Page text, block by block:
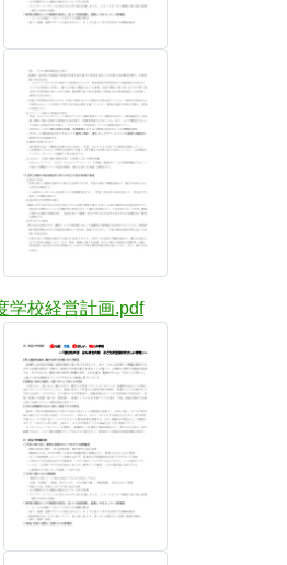
学校経営計画.pdf